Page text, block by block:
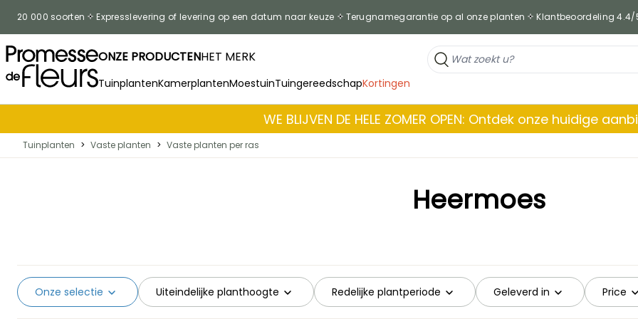
20 000 soorten Expresslevering of levering op een datum naar keuze Terugnamegarantie op al onze planten Klantbeoordeling 4.4/
ONZE PRODUCTENHET MERK
TuinplantenKamerplantenMoestuinTuingereedschapKortingen
WE BLIJVEN DE HELE ZOMER OPEN: Ontdek onze huidige
Tuinplanten > Vaste planten > Vaste planten per ras
Heermoes
Uiteindelijke planthoogte Redelijke plantperiode Geleverd in
Onze selectie Price